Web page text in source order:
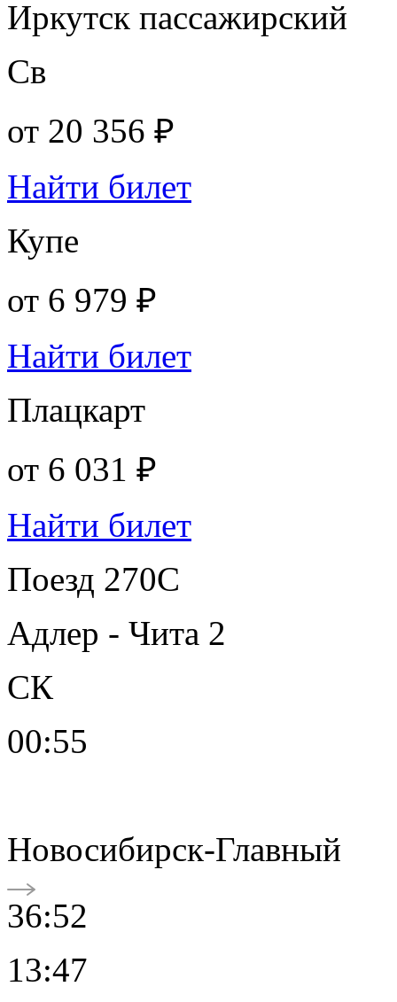
Иркутск пассажирский
Св
от 20 356 ₽
Найти билет
Купе
от 6 979 ₽
Найти билет
Плацкарт
от 6 031 ₽
Найти билет
Поезд 270С
Адлер - Чита 2
СК
00:55
Новосибирск-Главный
36:52
13:47